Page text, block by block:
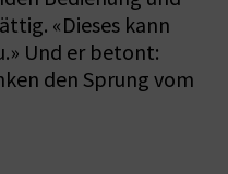
«Dieses kann
Und er betont:
den Sprung vom